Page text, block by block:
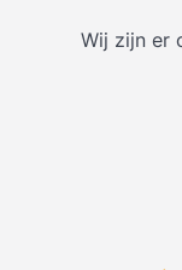
Wij zijn er